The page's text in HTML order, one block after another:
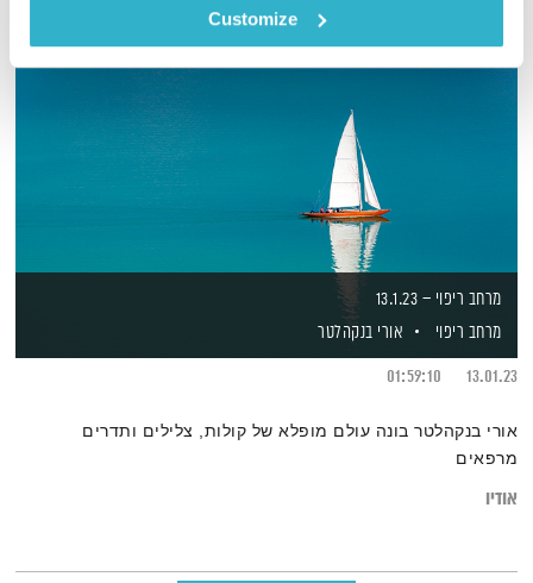
Customize
מרחב ריפוי – 13.1.23
מרחב ריפוי
אורי בנקהלטר
13.01.23
01:59:10
אורי בנקהלטר בונה עולם מופלא של קולות, צלילים ותדרים
מרפאים
אודיו